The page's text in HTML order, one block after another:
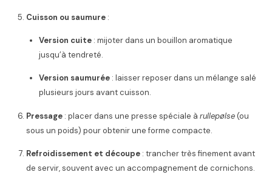
Cuisson ou saumure :
Version cuite : mijoter dans un bouillon aromatique
jusqu’à tendreté.
Version saumurée : laisser reposer dans un mélange salé
plusieurs jours avant cuisson.
Pressage : placer dans une presse spéciale àrullepølse(ou
sous un poids) pour obtenir une forme compacte.
Refroidissement et découpe : trancher très finement avant
de servir, souvent avec un accompagnement de cornichons.